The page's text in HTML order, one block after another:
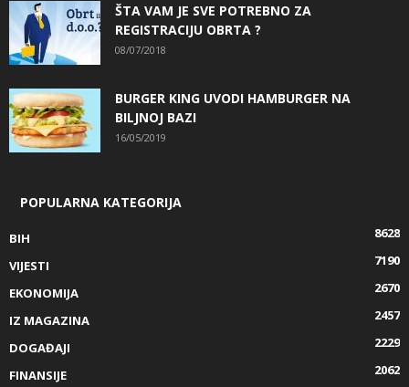
ŠTA VAM JE SVE POTREBNO ZA
REGISTRACIJU OBRTA ?
08/07/2018
BURGER KING UVODI HAMBURGER NA
BILJNOJ BAZI
16/05/2019
POPULARNA KATEGORIJA
BIH
8628
VIJESTI
7190
EKONOMIJA
2670
IZ MAGAZINA
2457
DOGAĐAJI
2229
FINANSIJE
2062